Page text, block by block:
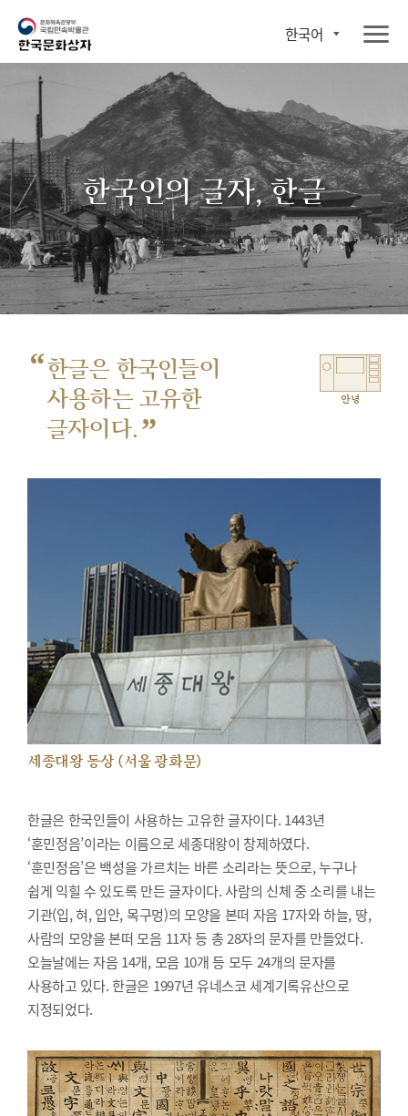
한국어
한국인의 글자, 한글
“한글은 한국인들이
사용하는 고유한
글자이다. ”
안녕
세종대왕 동상 (서울 광화문)
한글은 한국인들이 사용하는 고유한 글자이다. 1443년
‘훈민정음’이라는 이름으로 세종대왕이 창제하였다.
‘훈민정음’은 백성을 가르치는 바른 소리라는 뜻으로, 누구나
쉽게 익힐 수 있도록 만든 글자이다. 사람의 신체 중 소리를 내는
기관(입, 혀, 입안, 목구멍)의 모양을 본떠 자음 17자와 하늘, 땅,
사람의 모양을 본떠 모음 11자 등 총 28자의 문자를 만들었다.
오늘날에는 자음 14개, 모음 10개 등 모두 24개의 문자를
사용하고 있다. 한글은 1997년 유네스코 세계기록유산으로
지정되었다.